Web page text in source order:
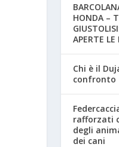
HONDA –
APERTE
Chi è il
confronto
rafforzati
degli
dei cani